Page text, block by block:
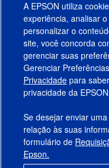
Produtos
Suporte
Links Sugeridos
Empresa
A EPSON utiliza
experiência, analisar
personalizar o
site, você concorda
gerenciar suas
Gerenciar
Privacidade para
privacidade da
Se desejar enviar
relação às suas
formulário de
Epson.